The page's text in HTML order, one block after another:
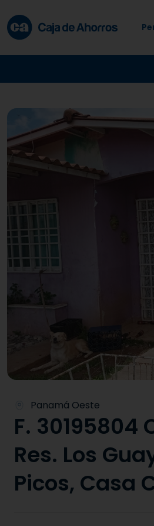
Panamá Oeste
F. 30195804
Res. Los
Picos, Casa